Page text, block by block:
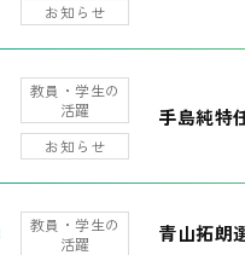
お知らせ
教員・学生の
活躍
お知らせ
手島純特
教員・学生の
活躍
青山拓朗